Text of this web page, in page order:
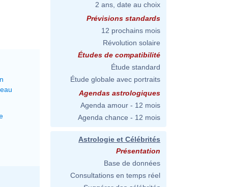
2 ans, date au choix
Prévisions standards
12 prochains mois
Révolution solaire
Études de compatibilité
Étude standard
Étude globale avec portraits
Agendas astrologiques
Agenda amour - 12 mois
Agenda chance - 12 mois
Astrologie et Célébrités
Présentation
Base de données
Consultations en temps réel